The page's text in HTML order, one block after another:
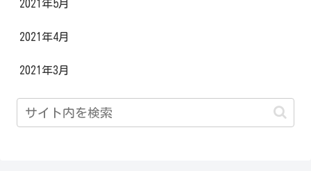
2021年5月
2021年4月
2021年3月